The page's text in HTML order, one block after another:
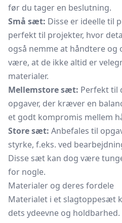
før du tager en beslutning.
Små sæt: Disse er ideelle til
perfekt til projekter, hvor
også nemme at håndtere og
være, at de ikke altid er
materialer.
Mellemstore sæt: Perfekt til
opgaver, der kræver en
et godt kompromis mellem
Store sæt: Anbefales til
styrke, f.eks. ved
Disse sæt kan dog være
for nogle.
Materialer og deres fordele
Materialet i et slagtoppesæt
dets ydeevne og